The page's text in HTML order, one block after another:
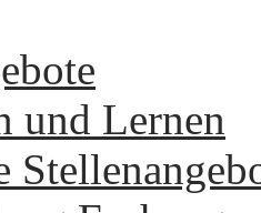
und Lernen